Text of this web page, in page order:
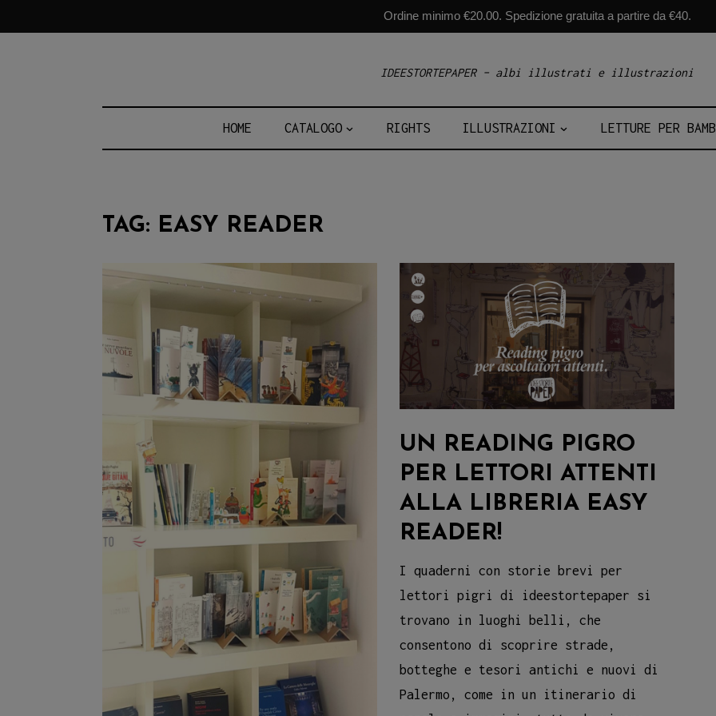
Ordine minimo €20.00. Spedizione gratuita a partire da €40.
IDEESTORTEPAPER – albi illustrati e illustrazioni
HOME CATALOGO RIGHTS ILLUSTRAZIONI LETTURE PER
TAG: EASY READER
UN READING PIGRO
PER LETTORI ATTENTI
ALLA LIBRERIA EASY
READER!
I quaderni con storie brevi per
lettori pigri di ideestortepaper si
trovano in luoghi belli, che
consentono di scoprire strade,
botteghe e tesori antichi e nuovi di
Palermo, come in un itinerario di